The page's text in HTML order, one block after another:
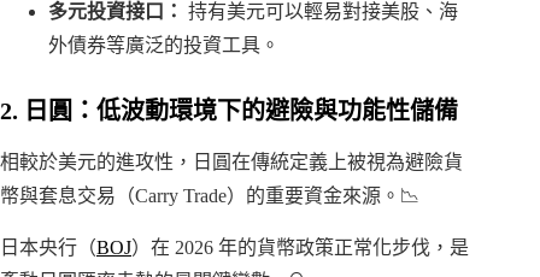
多元投資接口： 持有美元可以輕易對接美股、海
外債券等廣泛的投資工具。
2. 日圓：低波動環境下的避險與功能性儲備
相較於美元的進攻性，日圓在傳統定義上被視為避險貨
幣與套息交易（Carry Trade）的重要資金來源。📉
日本央行（BOJ）在 2026 年的貨幣政策正常化步伐，是